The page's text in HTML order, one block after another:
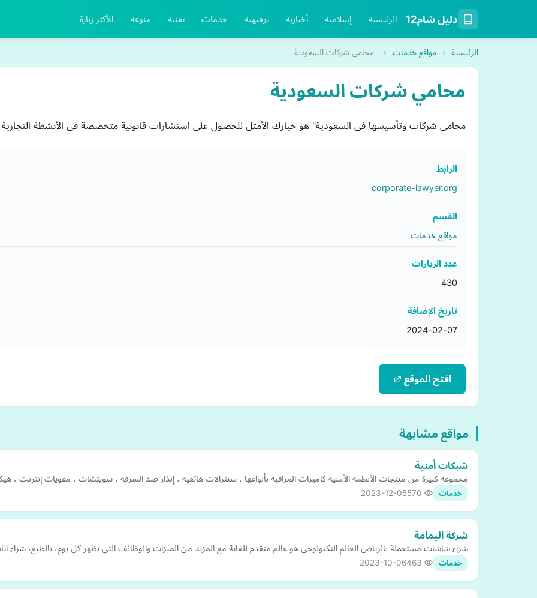
دليل شام12 الرئيسية إسلامية أخبارية ترفيهية خدمات تقنية منوعة الأكثر زيارة
الرئيسية › مواقع خدمات › محامي شركات السعودية
محامي شركات السعودية
محامي شركات وتأسيسها في السعودية" هو خيارك الأمثل للحصول على استشارات قانونية متخصصة في الأنشطة التجارية
الرابط
corporate-lawyer.org
القسم
مواقع خدمات
عدد الزيارات
430
تاريخ الإضافة
2024-02-07
افتح الموقع
مواقع مشابهة
شبكات أمنية
مجموعة كبيرة من منتجات الأنظمة الأمنية كاميرات المراقبة بأنواعها ، سنترالات هاتفية ، إنذار ضد السرقة ، سويتشات ، مقويات إنترنت
خدمات 2023-12-05
شركة اليمامة
شراء شاشات مستعملة بالرياض العالم التكنولوجي هو عالم متقدم للغاية مع المزيد من الميزات والوظائف التي تظهر كل يوم، بالطبع، شراء
خدمات 2023-10-06